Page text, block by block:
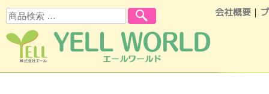
会社概要 ｜
検索